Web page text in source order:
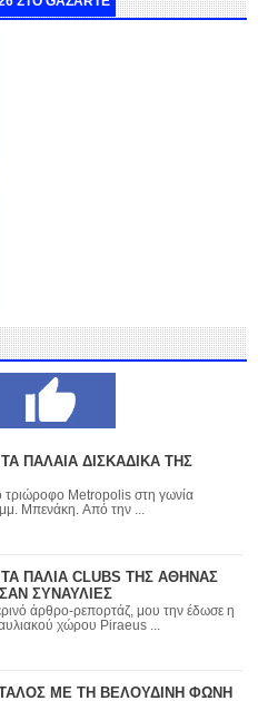
ΠΑΛΑΙΑ ΔΙΣΚΑΔΙΚΑ ΤΗΣ
τριώροφο Metropolis στη γωνία
Πανεπιστημίου και Εμμ. Μπενάκη. Από την ...
ΠΑΛΙΑ CLUBS ΤΗΣ ΑΘΗΝΑΣ
ΣΥΝΑΥΛΙΕΣ
άρθρο-ρεπορτάζ, μου την έδωσε η
χώρου Piraeus ...
ΜΕ ΤΗ ΒΕΛΟΥΔΙΝΗ ΦΩΝΗ